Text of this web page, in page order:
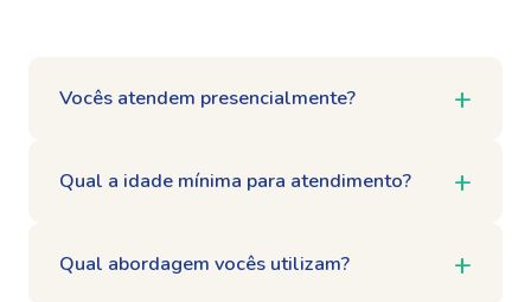
Vocês atendem presencialmente?
Qual a idade mínima para atendimento?
Qual abordagem vocês utilizam?